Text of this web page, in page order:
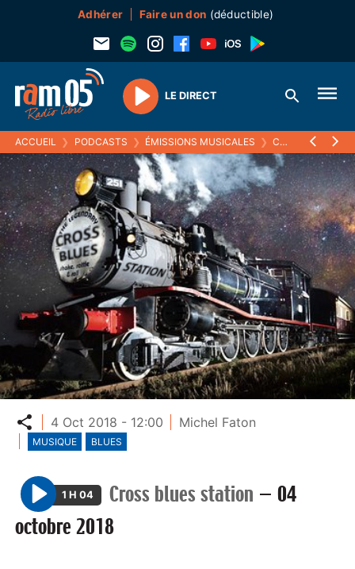
Adhérer Faire un don (déductible)
Play
LE DIRECT
ACCUEIL ❯ PODCASTS ❯ ÉMISSIONS MUSICALES ❯ CROSS BLUES STATION
Partager
4 Oct 2018 - 12:00 Michel Faton
MUSIQUE BLUES
P
l
1 H 04 Cross blues station — 04
octobre 2018